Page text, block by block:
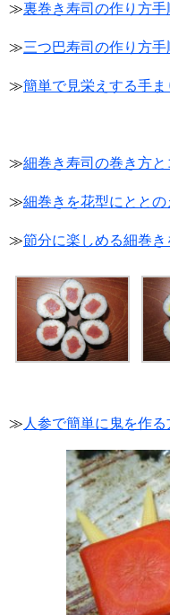
≫裏巻き寿司の作り方手
≫三つ巴寿司の作り方手
≫簡単で見栄えする手
≫細巻き寿司の巻き方と
≫細巻きを花型にとと
≫節分に楽しめる細巻
≫ 人参で簡単に鬼を作